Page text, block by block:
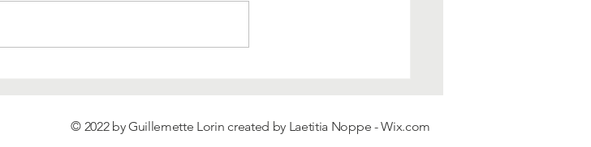
© 2022 by Guillemette Lorin created by Laetitia Noppe -Wix.com